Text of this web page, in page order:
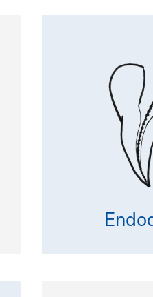
bringen Sie bitte eine
gelingt und Ihre